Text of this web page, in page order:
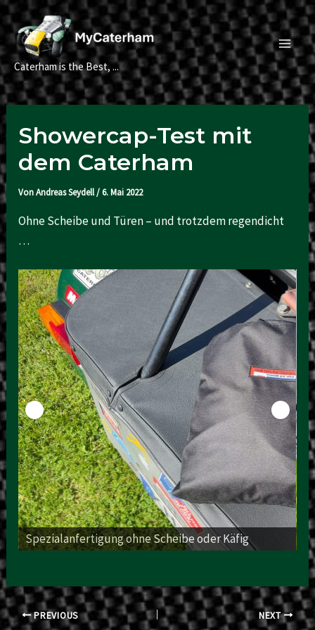
Zum
Inhalt
springen
Caterham is the Best, ...
Main
Showercap-Test mit
dem Caterham
VonAndreas Seydell/6. Mai 2022
Ohne Scheibe und Türen – und trotzdem regendicht
…
Spezialanfertigung ohne Scheibe oder Käfig
Post PREVIOUS NEXT